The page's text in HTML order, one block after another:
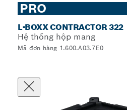
PRO
L-BOXX CONTRACTOR 322
Hệ thống hộp mang
Mã đơn hàng 1.600.A03.7E0